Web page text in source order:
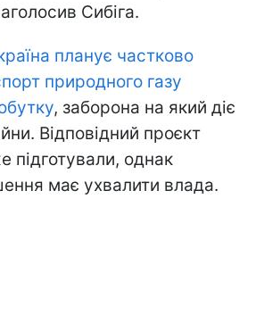
Сибіга.
планує частково
природного газу
, заборона на який діє
Відповідний проєкт
підготували, однак
має ухвалити влада.